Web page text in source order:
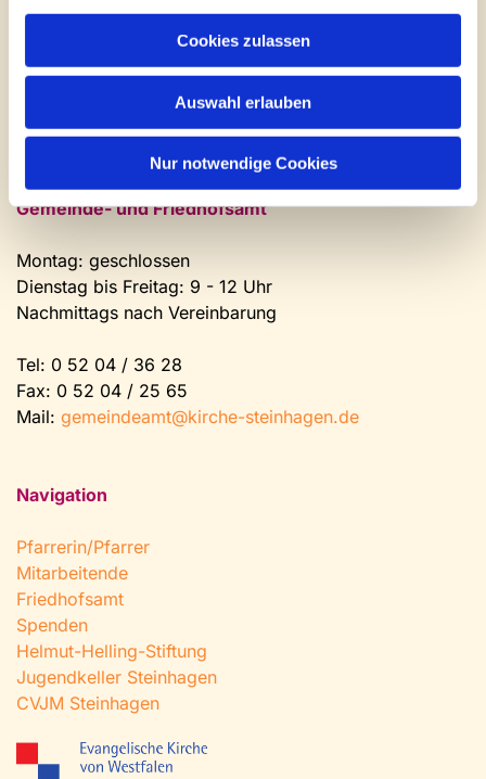
Cookies zulassen
Auswahl erlauben
Nur notwendige Cookies
Evangelische Kirchengemeinde Steinhagen
Brockhagener Straße 28 | 33803 Steinhagen
Tel.:0 52 04 / 36 28
Newsletter abonnieren
Kontakt und Öffnungszeiten
Gemeinde- und Friedhofsamt
Montag: geschlossen
Dienstag bis Freitag: 9 - 12 Uhr
Nachmittags nach Vereinbarung
Tel: 0 52 04 / 36 28
Fax: 0 52 04 / 25 65
Mail: gemeindeamt@kirche-steinhagen.de
Navigation
Pfarrerin/Pfarrer
Mitarbeitende
Friedhofsamt
Spenden
Helmut-Helling-Stiftung
Jugendkeller Steinhagen
CVJM Steinhagen